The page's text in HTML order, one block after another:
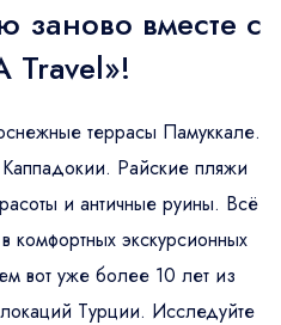
заново вместе с
Travel»!
террасы Памуккале.
Райские пляжи
и античные руины. Всё
экскурсионных
вот уже более 10 лет из
Турции. Исследуйте